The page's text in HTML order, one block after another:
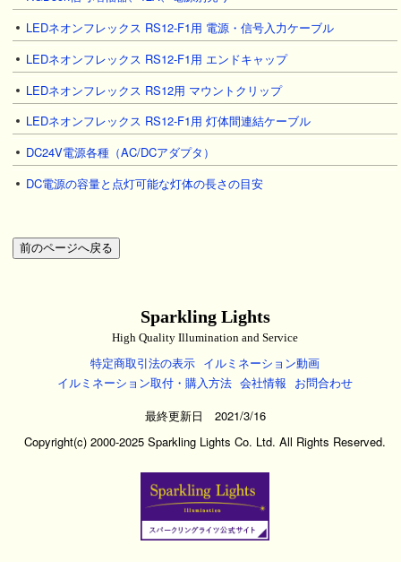
LEDネオンフレックス RS12-F1用 電源・信号入力ケーブル
LEDネオンフレックス RS12-F1用 エンドキャップ
LEDネオンフレックス RS12用 マウントクリップ
LEDネオンフレックス RS12-F1用 灯体間連結ケーブル
DC24V電源各種（AC/DCアダプタ）
DC電源の容量と点灯可能な灯体の長さの目安
Sparkling Lights
High Quality Illumination and Service
特定商取引法の表示 イルミネーション動画
イルミネーション取付・購入方法 会社情報 お問合わせ
最終更新日 2021/3/16
Copyright(c) 2000-2025 Sparkling Lights Co. Ltd. All Rights Reserved.